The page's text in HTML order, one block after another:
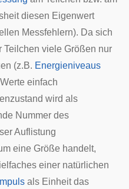
diesen Eigenwert
Messfehlern). Da sich
Teilchen viele Größen nur
(z.B. Energieniveaus
einfach
wird als
Nummer des
Auflistung
eine Größe handelt,
einer natürlichen
als Einheit das